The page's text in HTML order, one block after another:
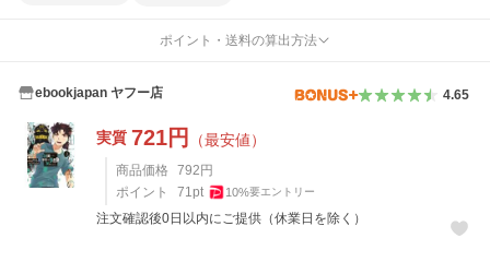
ポイント・送料の算出方法
ebookjapan ヤフー店 4.65
実質 721円 （最安値）
商品価格 792 円
ポイント
71pt 10%要エントリー
注文確認後0日以内にご提供（休業日を除く）